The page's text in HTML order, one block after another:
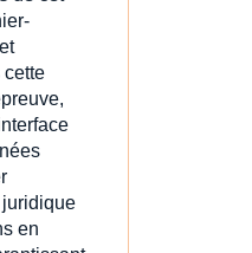
cette
juridique
en